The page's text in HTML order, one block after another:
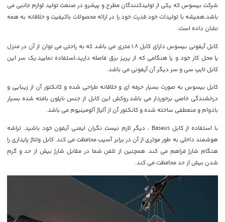
شرکت بیسوس که یکی از تولیدکنندگان مطرح و پیشرو در صنعت تولید لوازم جانبی می
باشد،همیشه با تولیدات خود قدرت خود را در ارائه محصولات باکیفیت و خلاقانه به همه
نشان داده است.
کابل آیفونی بیسوس دارای کابل 1.8 متری می باشد که به راحتی می توان از آن در منزل
یا محل کار خود و یا هنگامی که از پریز برق فاصله دارید،استفاده نمایید.یک سر این
کابل تایپ سی و سر دیگر آن آیفونی می باشد.
کابل بیسوس به صورت بسیار حرفه ای و خلاقانه طراحی شده و کانکتور آن از زیبایی و
درخشندگی خاصی برخوردار می باشد.روکش این کابل از جنس نایلون بافته شده بسیار
بادوام و منعطفی ساخته شده و کانکتور آن از آلیاژ آلومینیوم می باشد.
با استفاده از کابل Baseus ، دیگر لازم نیست نگران ایمنی آیفون خود باشید. تراشه
هوشمند داخلی به طور موثری از آن در برابر آسیب محافظت می کند. کابل ولتاژ پایداری را
هنگام شارژ فراهم می کند. همچنین از تلفن شما در مقابل شارژ بیش از حد و گرم
شدن بیش از حد محافظت می کند.